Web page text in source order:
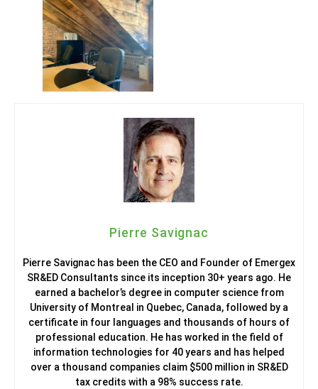
Pierre Savignac
Pierre Savignac has been the CEO and Founder of Emergex
SR&ED Consultants since its inception 30+ years ago. He
earned a bachelor’s degree in computer science from
University of Montreal in Quebec, Canada, followed by a
certificate in four languages and thousands of hours of
professional education. He has worked in the field of
information technologies for 40 years and has helped
over a thousand companies claim $500 million in SR&ED
tax credits with a 98% success rate.